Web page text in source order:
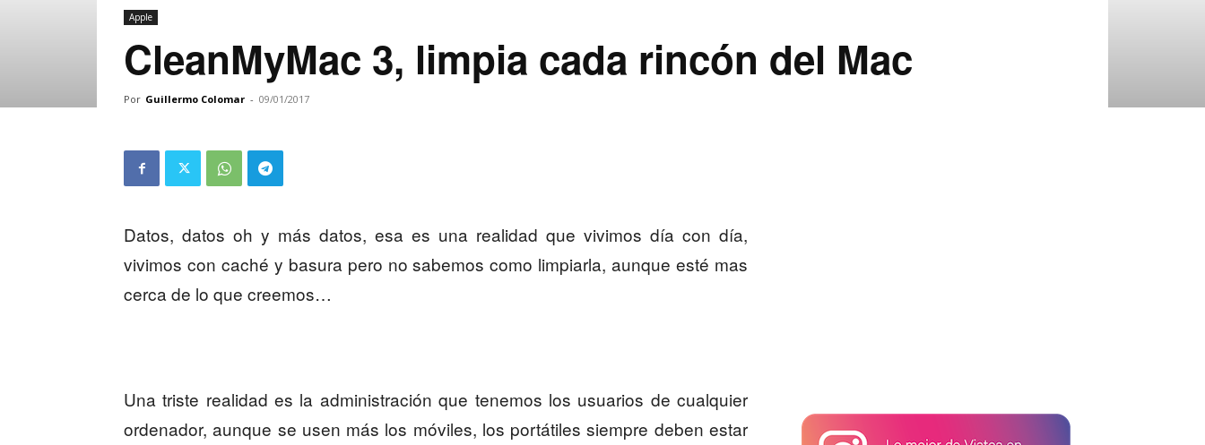
Apple
CleanMyMac 3, limpia cada rincón del Mac
Por Guillermo Colomar - 09/01/2017
Datos, datos oh y más datos, esa es una realidad que vivimos día con día,
vivimos con caché y basura pero no sabemos como limpiarla, aunque esté mas
cerca de lo que creemos…
Una triste realidad es la administración que tenemos los usuarios de cualquier
ordenador, aunque se usen más los móviles, los portátiles siempre deben estar